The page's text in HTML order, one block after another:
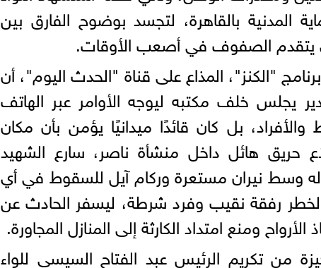
المدنية بالقاهرة، لتجسد بوضوح الفارق بين
يتقدم الصفوف في أصعب الأوقات.
"الكنز"، المذاع على قناة "الحدث اليوم"، أن
يجلس خلف مكتبه ليوجه الأوامر عبر الهاتف
بل كان قائدًا ميدانيًا يؤمن بأن مكان
حريق هائل داخل منشأة ناصر، سارع الشهيد
وسط نيران مستعرة وركام آيل للسقوط في أي
رفقة نقيب وفرد شرطة، ليسفر الحادث عن
ومنع امتداد الكارثة إلى المنازل المجاورة.
من تكريم الرئيس عبد الفتاح السيسي للواء